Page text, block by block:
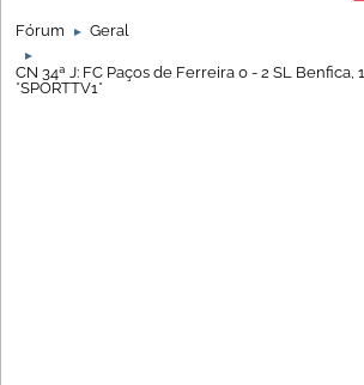
Fórum ► Geral
►
CN 34ª J: FC Paços de Ferreira 0 - 2 SL Benfica,
*SPORTTV1*